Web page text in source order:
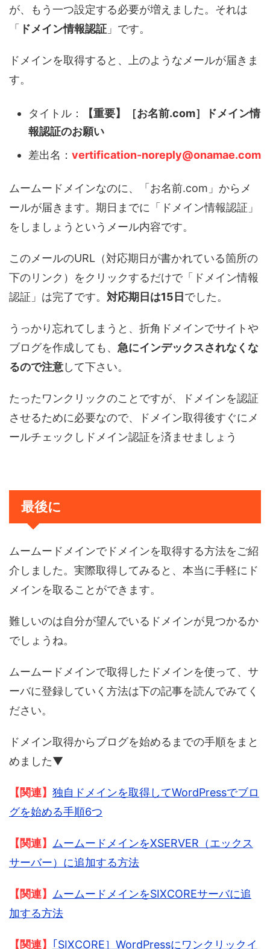
が、もう一つ設定する必要が増えました。それは
「 ドメイン情報認証 」です。
ドメインを取得すると、上のようなメールが届きま
す。
タイトル：
【重要】［お名前.com］ドメイン情
報認証のお願い
差出名： vertification-noreply@onamae.com
ムームードメインなのに、「お名前.com」からメ
ールが届きます。期日までに「ドメイン情報認証」
をしましょうというメール内容です。
このメールのURL（対応期日が書かれている箇所の
下のリンク）をクリックするだけで「ドメイン情報
認証」は完了です。 対応期日は15日 でした。
うっかり忘れてしまうと、折角ドメインでサイトや
ブログを作成しても、 急にインデックスされなくな
るので注意して下さい。
たったワンクリックのことですが、ドメインを認証
させるために必要なので、ドメイン取得後すぐにメ
ールチェックしドメイン認証を済ませましょう
最後に
ムームードメインでドメインを取得する方法をご紹
介しました。実際取得してみると、本当に手軽にド
メインを取ることができます。
難しいのは自分が望んでいるドメインが見つかるか
でしょうね。
ムームードメインで取得したドメインを使って、サ
ーバに登録していく方法は下の記事を読んでみてく
ださい。
ドメイン取得からブログを始めるまでの手順をまと
めました▼
【関連】 独自ドメインを取得してWordPressでブロ
グを始める手順6つ
【関連】
ムームードメインをXSERVER（エックス
サーバー）に追加する方法
【関連】
ムームードメインをSIXCOREサーバに追
加する方法
【関連】 ｢SIXCORE］WordPressにワンクリックイ